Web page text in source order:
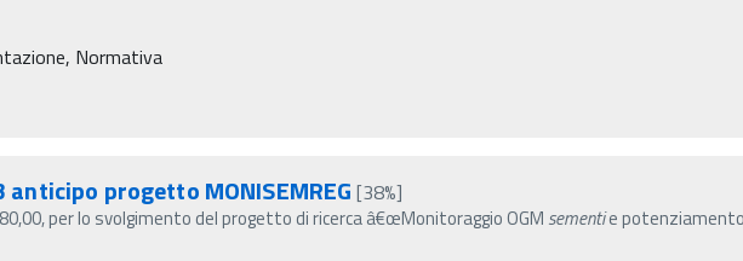
Normativa
anticipo progetto MONISEMREG [38%]
per lo svolgimento del progetto di ricerca â€œMonitoraggio OGM sementie potenziamento